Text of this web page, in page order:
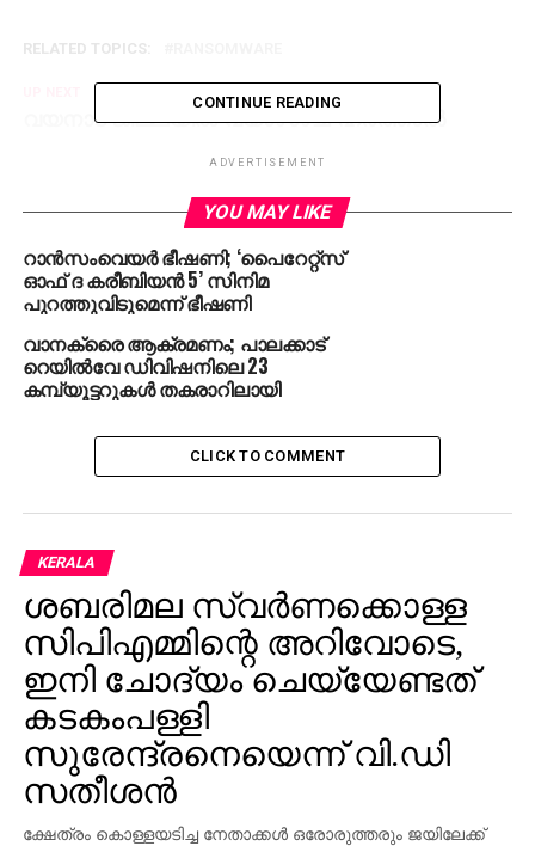
RELATED TOPICS:
വയനാട് ജില്ലയില്‍ വ്യാഴാഴ്ച ഹര്‍ത്താല്‍
നേതാവിന്റെ മകന്‍ അപകടത്തില്‍ മരിച്ചു
CONTINUE READING
ADVERTISEMENT
YOU MAY LIKE
റാന്‍സംവെയര്‍ ഭീഷണി; ‘പൈറേറ്റ്‌സ്
ഓഫ് ദ കരീബിയന്‍ 5’ സിനിമ
പുറത്തുവിടുമെന്ന് ഭീഷണി
വാനക്രൈ ആക്രമണം; പാലക്കാട്
റെയില്‍വേ ഡിവിഷനിലെ 23
കമ്പ്യൂട്ടറുകള്‍ തകരാറിലായി
CLICK TO COMMENT
KERALA
ശബരിമല സ്വര്‍ണക്കൊള്ള
സിപിഎമ്മിന്റെ അറിവോടെ,
ഇനി ചോദ്യം ചെയ്യേണ്ടത്
കടകംപള്ളി
സുരേന്ദ്രനെയെന്ന് വി.ഡി
സതീശന്‍
ക്ഷേത്രം കൊള്ളയടിച്ച നേതാക്കള്‍ ഒരോരുത്തരും ജയിലേക്ക്